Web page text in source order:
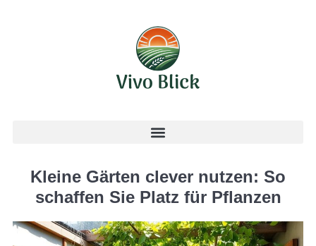
Kleine Gärten clever nutzen: So
schaffen Sie Platz für Pflanzen